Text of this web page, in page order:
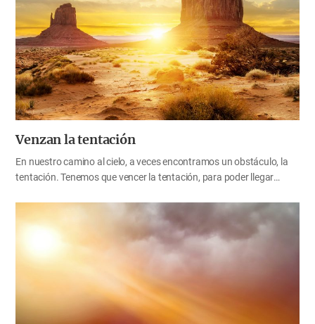
arca de la ley, y también se le conocía como el arca del testimonio,
porque contenía el testimonio de Dios. En general, también es
conocida como el arca santa. En el Antiguo Testamento están
escritos muchos…
Venzan la tentación
En nuestro camino al cielo, a veces encontramos un obstáculo, la
tentación. Tenemos que vencer la tentación, para poder llegar
mitad del camino, nos alejaremos mucho del cielo. Es importante
para nosotros hacer arder nuestra fe radiantemente. Pero sobre
todo, debemos guardar el espíritu de la fe que nos permite vencer la
tentación, y correr constantemente hacia el eterno reino de los
cielos. La tentación surge al principio de nuestra vida de la fe, y se
hace más fuerte al acercarse la Canaán celestial. La única manera
de vencer la tentación es permanecer constantes en nuestra fe en
Dios y en la esperanza en el cielo, y confiar…